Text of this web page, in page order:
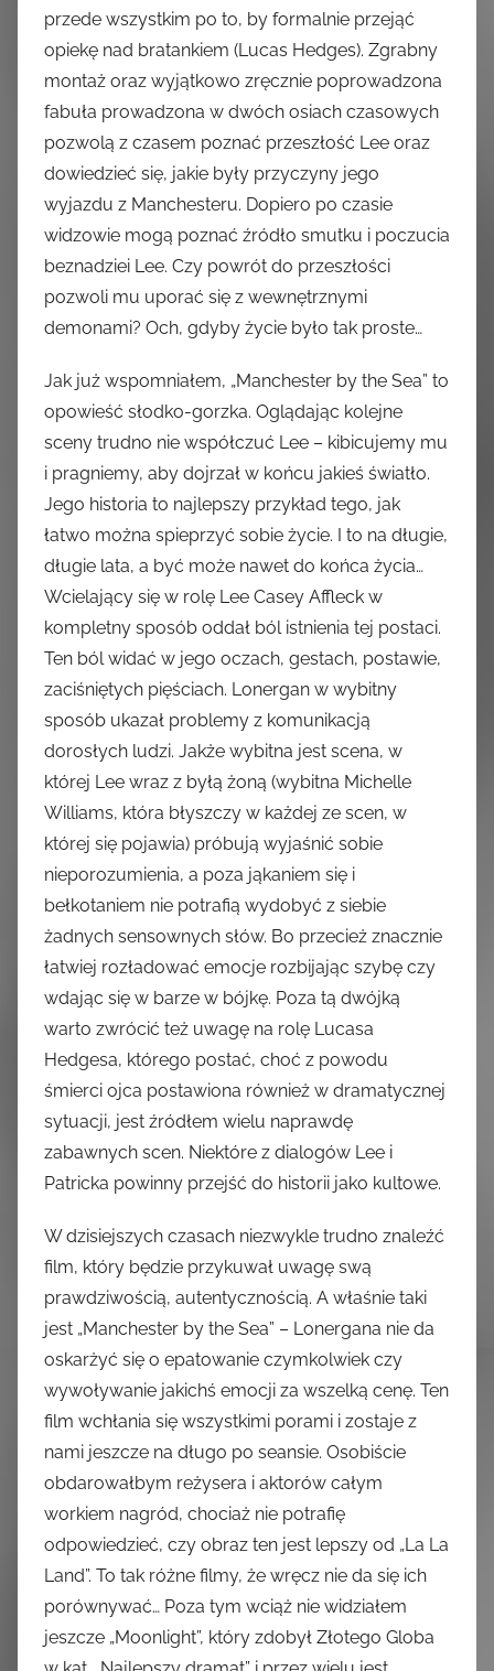
przede wszystkim po to, by formalnie przejąć
opiekę nad bratankiem (Lucas Hedges). Zgrabny
montaż oraz wyjątkowo zręcznie poprowadzona
fabuła prowadzona w dwóch osiach czasowych
pozwolą z czasem poznać przeszłość Lee oraz
dowiedzieć się, jakie były przyczyny jego
wyjazdu z Manchesteru. Dopiero po czasie
widzowie mogą poznać źródło smutku i poczucia
beznadziei Lee. Czy powrót do przeszłości
pozwoli mu uporać się z wewnętrznymi
demonami? Och, gdyby życie było tak proste…
Jak już wspomniałem, „Manchester by the Sea” to
opowieść słodko-gorzka. Oglądając kolejne
sceny trudno nie współczuć Lee – kibicujemy mu
i pragniemy, aby dojrzał w końcu jakieś światło.
Jego historia to najlepszy przykład tego, jak
łatwo można spieprzyć sobie życie. I to na długie,
długie lata, a być może nawet do końca życia…
Wcielający się w rolę Lee Casey Affleck w
kompletny sposób oddał ból istnienia tej postaci.
Ten ból widać w jego oczach, gestach, postawie,
zaciśniętych pięściach. Lonergan w wybitny
sposób ukazał problemy z komunikacją
dorosłych ludzi. Jakże wybitna jest scena, w
której Lee wraz z byłą żoną (wybitna Michelle
Williams, która błyszczy w każdej ze scen, w
której się pojawia) próbują wyjaśnić sobie
nieporozumienia, a poza jąkaniem się i
bełkotaniem nie potrafią wydobyć z siebie
żadnych sensownych słów. Bo przecież znacznie
łatwiej rozładować emocje rozbijając szybę czy
wdając się w barze w bójkę. Poza tą dwójką
warto zwrócić też uwagę na rolę Lucasa
Hedgesa, którego postać, choć z powodu
śmierci ojca postawiona również w dramatycznej
sytuacji, jest źródłem wielu naprawdę
zabawnych scen. Niektóre z dialogów Lee i
Patricka powinny przejść do historii jako kultowe.
W dzisiejszych czasach niezwykle trudno znaleźć
film, który będzie przykuwał uwagę swą
prawdziwością, autentycznością. A właśnie taki
jest „Manchester by the Sea” – Lonergana nie da
oskarżyć się o epatowanie czymkolwiek czy
wywoływanie jakichś emocji za wszelką cenę. Ten
film wchłania się wszystkimi porami i zostaje z
nami jeszcze na długo po seansie. Osobiście
obdarowałbym reżysera i aktorów całym
workiem nagród, chociaż nie potrafię
odpowiedzieć, czy obraz ten jest lepszy od „La La
Land”. To tak różne filmy, że wręcz nie da się ich
porównywać… Poza tym wciąż nie widziałem
jeszcze „Moonlight”, który zdobył Złotego Globa